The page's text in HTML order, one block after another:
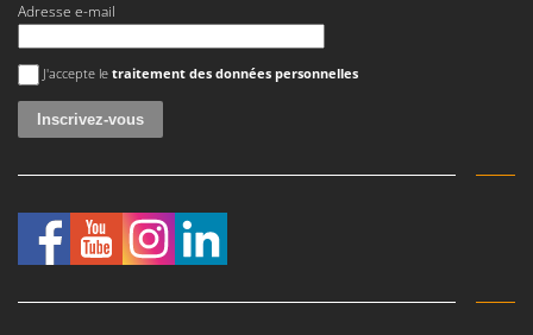
Makita
MAMMAMIA
Marcato
Marina Systems
Master
Mastercook
Masterpro
Adresse e-mail
Une erreur est survenue
J'accepte le traitement des données personnelles